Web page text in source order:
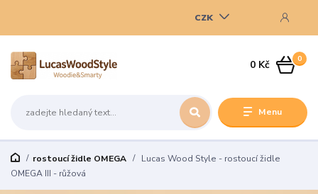
Menu
CZK
0
0 Kč
rostoucí židle OMEGA
Lucas Wood Style - rostoucí židle
OMEGA III - růžová